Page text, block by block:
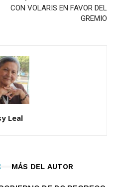
CON VOLARIS EN FAVOR DEL
GREMIO
Leal
MÁS DEL AUTOR